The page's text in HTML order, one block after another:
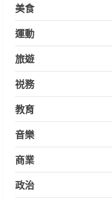
美食
運動
旅遊
祱務
教育
音樂
商業
政治